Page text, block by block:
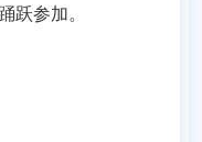
跃参加。